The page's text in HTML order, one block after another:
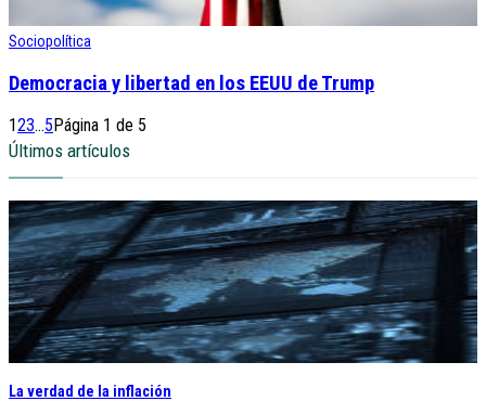
Sociopolítica
Democracia y libertad en los EEUU de Trump
123...5 Página 1 de 5
Últimos artículos
La verdad de la inflación